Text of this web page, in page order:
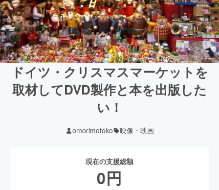
ドイツ・クリスマスマーケットを
取材してDVD製作と本を出版した
い！
omorimotoko 映像・映画
現在の支援総額
0円